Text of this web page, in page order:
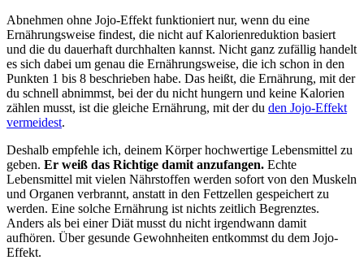
Abnehmen ohne Jojo-Effekt funktioniert nur, wenn du eine
Ernährungsweise findest, die nicht auf Kalorienreduktion basiert
und die du dauerhaft durchhalten kannst. Nicht ganz zufällig handelt
es sich dabei um genau die Ernährungsweise, die ich schon in den
Punkten 1 bis 8 beschrieben habe. Das heißt, die Ernährung, mit der
du schnell abnimmst, bei der du nicht hungern und keine Kalorien
zählen musst, ist die gleiche Ernährung, mit der du den Jojo-Effekt
vermeidest.
Deshalb empfehle ich, deinem Körper hochwertige Lebensmittel zu
geben. Er weiß das Richtige damit anzufangen. Echte
Lebensmittel mit vielen Nährstoffen werden sofort von den Muskeln
und Organen verbrannt, anstatt in den Fettzellen gespeichert zu
werden. Eine solche Ernährung ist nichts zeitlich Begrenztes.
Anders als bei einer Diät musst du nicht irgendwann damit
aufhören. Über gesunde Gewohnheiten entkommst du dem Jojo-
Effekt.